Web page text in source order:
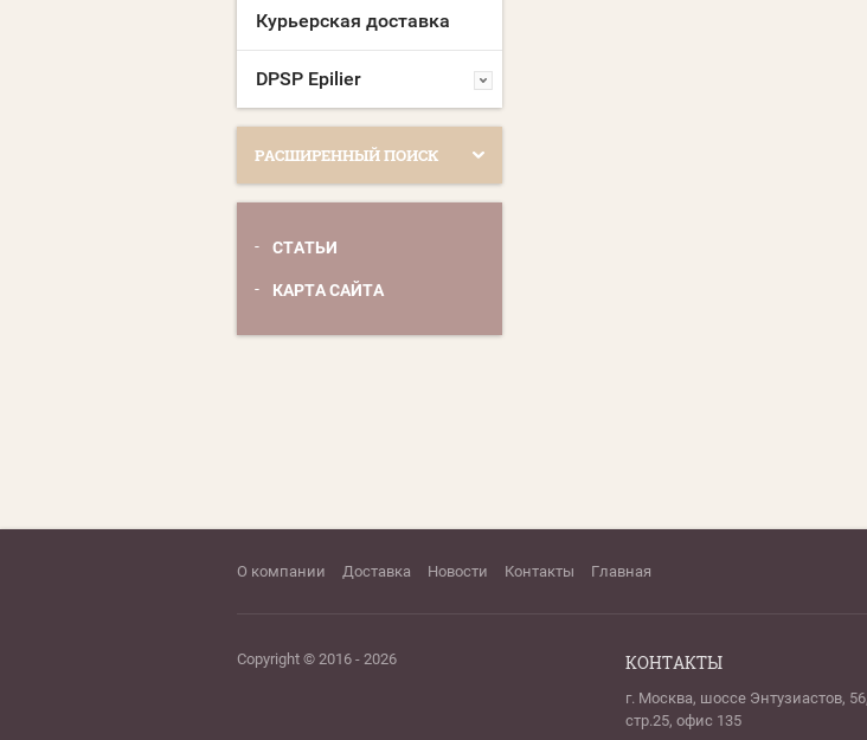
Курьерская доставка
DPSP Epilier
РАСШИРЕННЫЙ ПОИСК
СТАТЬИ
КАРТА САЙТА
О компании Доставка Новости Контакты Главная
Copyright © 2016 - 2026 КОНТАКТЫ
г. Москва, шоссе Энтузиастов, 56,
стр.25, офис 135